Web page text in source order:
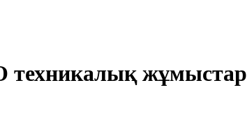
техникалық жұмыстар